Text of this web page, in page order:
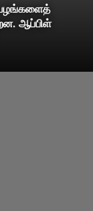
ஆப்பிள்